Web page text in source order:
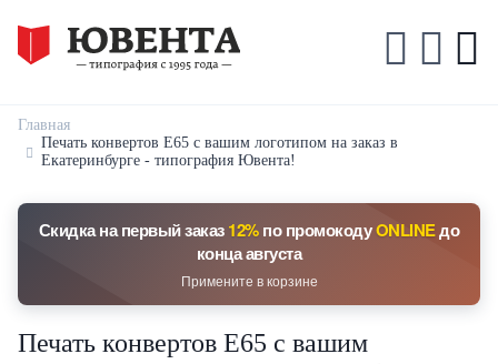
Главная
Печать конвертов Е65 с вашим логотипом на заказ в
Екатеринбурге - типография Ювента!
Скидка на первый заказ12%по промокодуONLINEдо
конца августа
Примените в корзине
Печать конвертов Е65 с вашим